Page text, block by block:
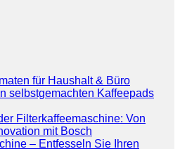
für Haushalt & Büro
selbstgemachten Kaffeepads
Filterkaffeemaschine: Von
mit Bosch
– Entfesseln Sie Ihren